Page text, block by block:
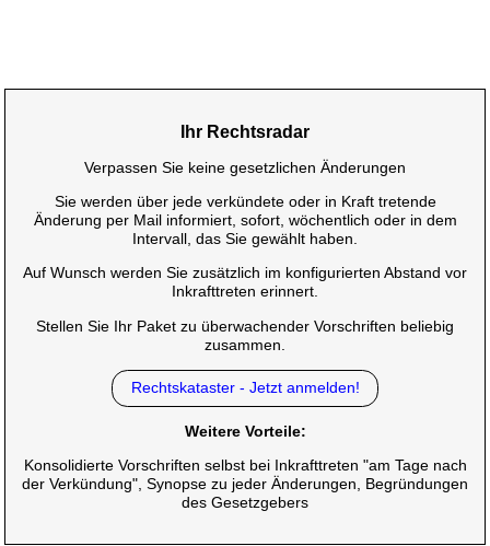
Ihr Rechtsradar
Verpassen Sie keine gesetzlichen Änderungen
Sie werden über jede verkündete oder in Kraft tretende
Änderung per Mail informiert, sofort, wöchentlich oder in dem
Intervall, das Sie gewählt haben.
Auf Wunsch werden Sie zusätzlich im konfigurierten Abstand vor
Inkrafttreten erinnert.
Stellen Sie Ihr Paket zu überwachender Vorschriften beliebig
zusammen.
Rechtskataster - Jetzt anmelden!
Weitere Vorteile:
Konsolidierte Vorschriften selbst bei Inkrafttreten "am Tage nach
der Verkündung", Synopse zu jeder Änderungen, Begründungen
des Gesetzgebers